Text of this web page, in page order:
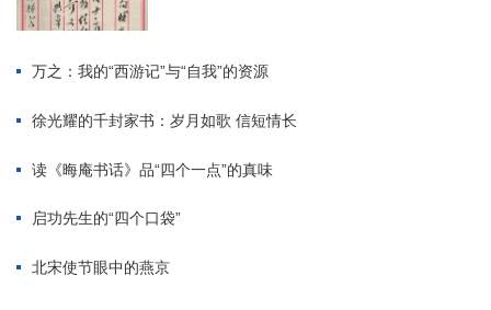
万之：我的“西游记”与“自我”的资源
徐光耀的千封家书：岁月如歌 信短情长
读《晦庵书话》品“四个一点”的真味
启功先生的“四个口袋”
北宋使节眼中的燕京